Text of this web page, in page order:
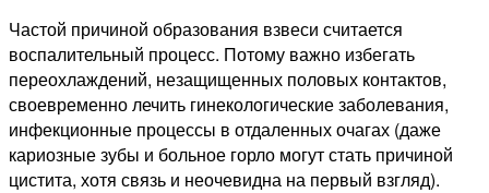
Частой причиной образования взвеси считается
воспалительный процесс. Потому важно избегать
переохлаждений, незащищенных половых контактов,
своевременно лечить гинекологические заболевания,
инфекционные процессы в отдаленных очагах (даже
кариозные зубы и больное горло могут стать причиной
цистита, хотя связь и неочевидна на первый взгляд).